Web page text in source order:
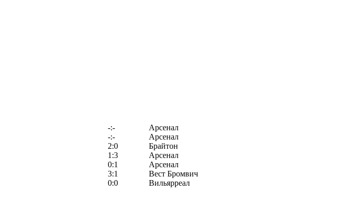
-:-
Арсенал
-:-
Арсенал
2:0
Брайтон
1:3
Арсенал
0:1
Арсенал
3:1
Вест Бромвич
0:0
Вильярреал